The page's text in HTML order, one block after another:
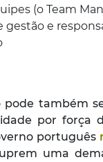
(o Team
gestão e
pode também
por força
português
uma